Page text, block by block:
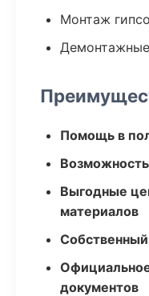
Монтаж
Помощь в
Выгодные
материалов
документов